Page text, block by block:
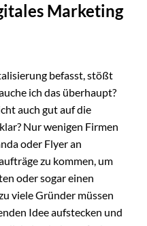
Marketing
befasst, stößt
ich das überhaupt?
auch gut auf die
Nur wenigen Firmen
oder Flyer an
zu kommen, um
oder sogar einen
viele Gründer müssen
Idee aufstecken und